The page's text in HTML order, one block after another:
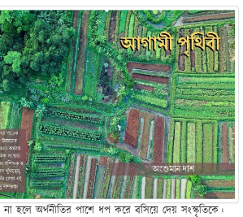
হলে অর্থনীতির পাশে ধপ করে বসিয়ে দেয় সংস্কৃতিকে।